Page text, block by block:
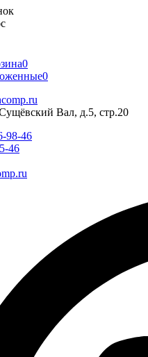
0
0
Вал, д.5, стр.20
98-46
46